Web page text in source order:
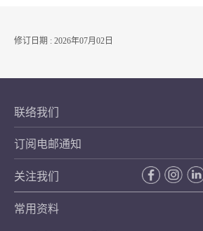
修订日期 : 2026年07月02日
联络我们
订阅电邮通知
关注我们
常用资料